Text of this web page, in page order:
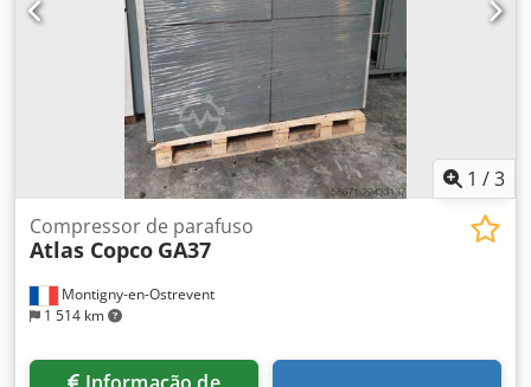
1 /3
Montigny-en-Ostrevent
1 514 km
Compressor de parafuso
Atlas Copco GA37